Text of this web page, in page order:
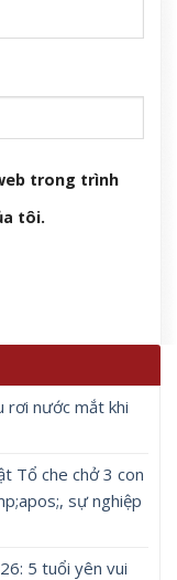
trong trình
tôi.
rơi nước mắt khi
Tổ che chở 3 con
sự nghiệp
5 tuổi yên vui